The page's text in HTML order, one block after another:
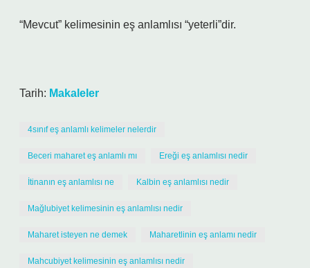
“Mevcut” kelimesinin eş anlamlısı “yeterli”dir.
Tarih: Makaleler
4sınıf eş anlamlı kelimeler nelerdir
Beceri maharet eş anlamlı mı Ereği eş anlamlısı nedir
İtinanın eş anlamlısı ne Kalbin eş anlamlısı nedir
Mağlubiyet kelimesinin eş anlamlısı nedir
Maharet isteyen ne demek Maharetlinin eş anlamı nedir
Mahcubiyet kelimesinin eş anlamlısı nedir